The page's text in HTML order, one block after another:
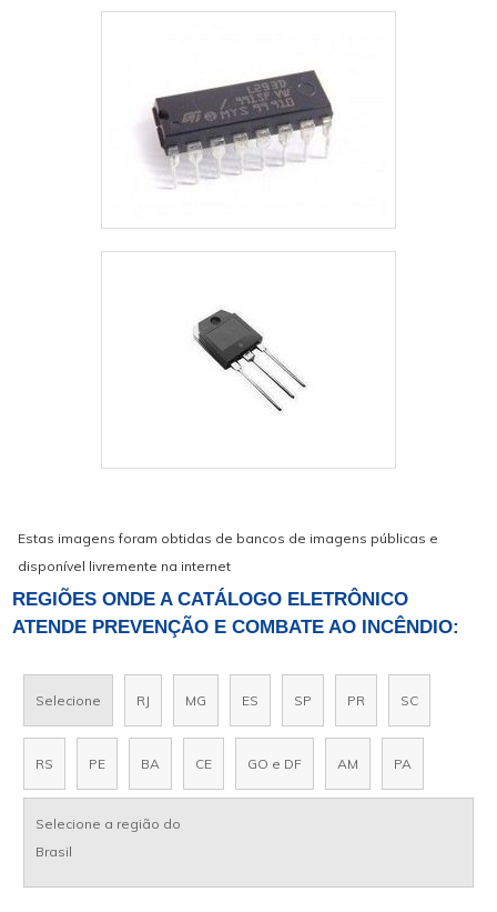
Estas imagens foram obtidas de bancos de imagens públicas e
disponível livremente na internet
REGIÕES ONDE A CATÁLOGO ELETRÔNICO
ATENDE PREVENÇÃO E COMBATE AO INCÊNDIO:
Selecione RJ MG ES SP PR SC
RS PE BA CE GO e DF AM PA
Selecione a região do
Brasil